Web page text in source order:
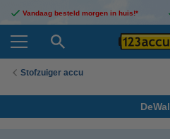
Vandaag besteld morgen in huis!*
Stofzuiger accu